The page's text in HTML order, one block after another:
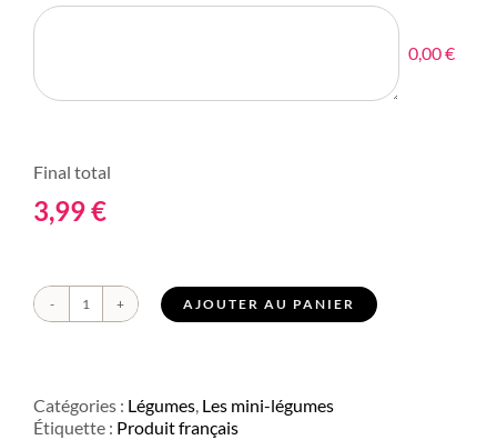
0,00 €
Final total
3,99€
quantité
AJOUTER AU PANIER
Catégories : Légumes, Les mini-légumes
Étiquette : Produit français